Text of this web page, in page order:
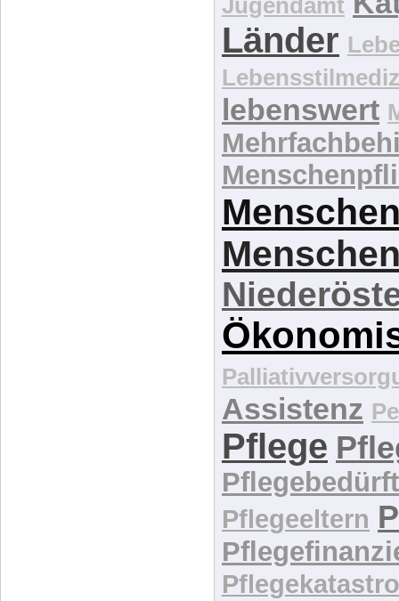
Jugendamt
Länder
lebenswert
Assistenz
Pflege
Pflegeeltern